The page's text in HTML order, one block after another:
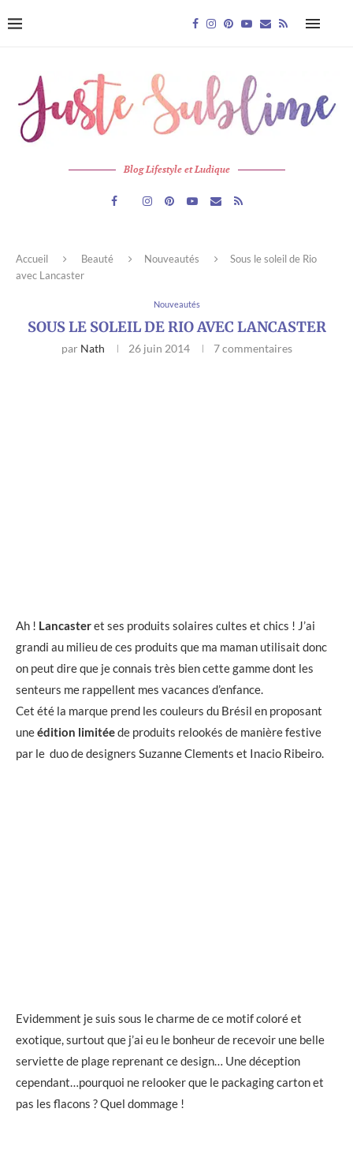
Blog Lifestyle et Ludique
Accueil Beauté Nouveautés
Sous le soleil de Rio
avec Lancaster
Nouveautés
SOUS LE SOLEIL DE RIO AVEC LANCASTER
par Nath 26 juin 2014 7 commentaires
Ah ! Lancasteret ses produits solaires cultes et chics ! J’ai
grandi au milieu de ces produits que ma maman utilisait donc
on peut dire que je connais très bien cette gamme dont les
senteurs me rappellent mes vacances d’enfance.
Cet été la marque prend les couleurs du Brésil en proposant
uneédition limitéede produits relookés de manière festive
par le duo de designers Suzanne Clements et Inacio Ribeiro.
Evidemment je suis sous le charme de ce motif coloré et
exotique, surtout que j’ai eu le bonheur de recevoir une belle
serviette de plage reprenant ce design… Une déception
cependant…pourquoi ne relooker que le packaging carton et
pas les flacons ? Quel dommage !